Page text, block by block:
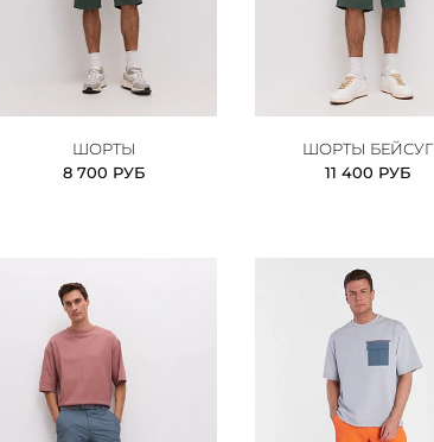
ШОРТЫ
8 700 РУБ
ШОРТЫ БЕЙСУГ
11 400 РУБ